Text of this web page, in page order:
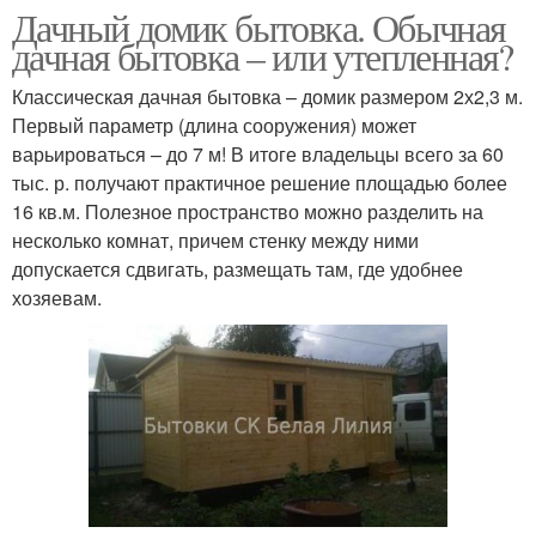
Дачный домик бытовка. Обычная
дачная бытовка – или утепленная?
Классическая дачная бытовка – домик размером 2х2,3 м.
Первый параметр (длина сооружения) может
варьироваться – до 7 м! В итоге владельцы всего за 60
тыс. р. получают практичное решение площадью более
16 кв.м. Полезное пространство можно разделить на
несколько комнат, причем стенку между ними
допускается сдвигать, размещать там, где удобнее
хозяевам.